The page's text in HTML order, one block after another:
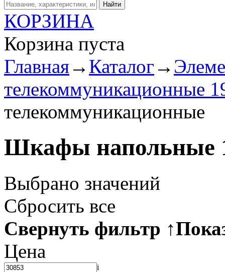
КОРЗИНА
Корзина пуста
Главная→ Каталог →
телекоммуникационные
телекоммуникационные
Шкафы напольные
Выбрано значений
Сбросить все
Свернуть фильтр ↑
Цена
i